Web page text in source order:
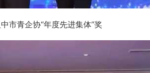
市青企协“年度先进集体”奖